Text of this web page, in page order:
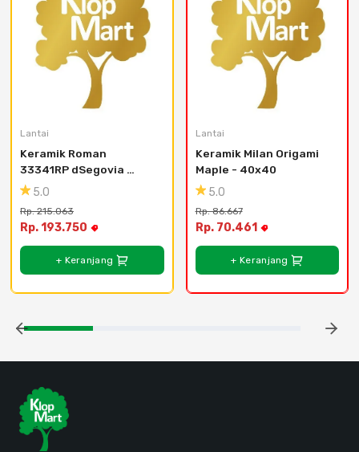
Lantai
Keramik Roman
33341RP dSegovia
Beige - 30x30
5.0
Rp. 215.063
Rp. 193.750
+ Keranjang
Lantai
Keramik Milan Origami
Maple - 40x40
5.0
Rp. 86.667
Rp. 70.461
+ Keranjang